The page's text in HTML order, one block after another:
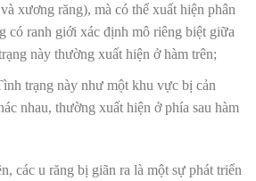
xương răng), mà có thể xuất hiện phân
có ranh giới xác định mô riêng biệt giữa
này thường xuất hiện ở hàm trên;
trạng này như một khu vực bị cản
nhau, thường xuất hiện ở phía sau hàm
các u răng bị giãn ra là một sự phát triển